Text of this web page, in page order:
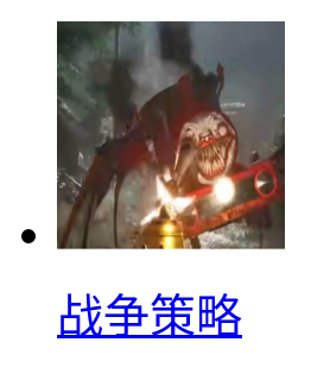
战争策略